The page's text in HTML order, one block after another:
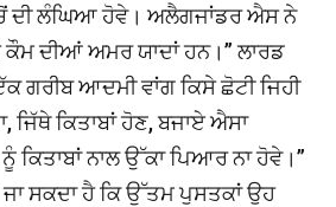
ਦੀ ਲੰਘਿਆ ਹੋਵੇ। ਅਲੈਗਜਾਂਡਰ ਐਸ ਨੇ
ਕੌਮ ਦੀਆਂ ਅਮਰ ਯਾਦਾਂ ਹਨ।” ਲਾਰਡ
ਗਰੀਬ ਆਦਮੀ ਵਾਂਗ ਕਿਸੇ ਛੋਟੀ ਜਿਹੀ
ਜਿੱਥੇ ਕਿਤਾਬਾਂ ਹੋਣ, ਬਜਾਏ ਐਸਾ
ਕਿਤਾਬਾਂ ਨਾਲ ਉੱਕਾ ਪਿਆਰ ਨਾ ਹੋਵੇ।”
ਜਾ ਸਕਦਾ ਹੈ ਕਿ ਉੱਤਮ ਪੁਸਤਕਾਂ ਉਹ